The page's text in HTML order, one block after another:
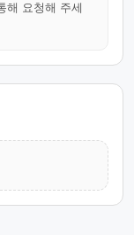
해 요청해 주세